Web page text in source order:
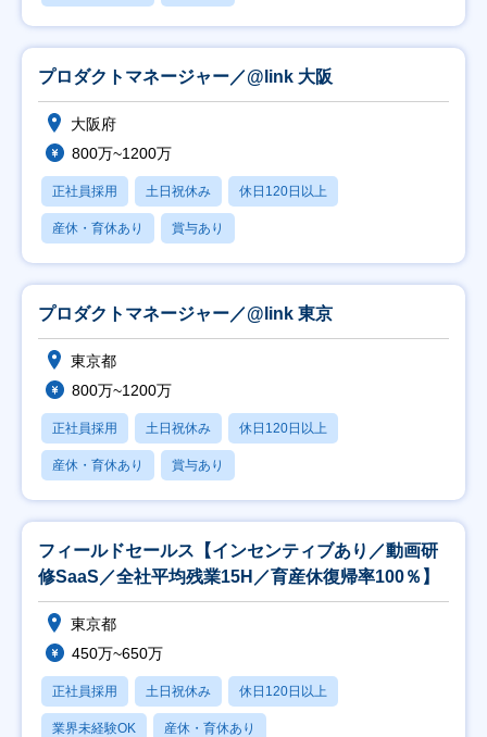
プロダクトマネージャー／@link 大阪
大阪府
800万~1200万
正社員採用 土日祝休み 休日120日以上
産休・育休あり 賞与あり
プロダクトマネージャー／@link 東京
東京都
800万~1200万
正社員採用 土日祝休み 休日120日以上
産休・育休あり 賞与あり
フィールドセールス【インセンティブあり／動画研
修SaaS／全社平均残業15H／育産休復帰率100％】
東京都
450万~650万
正社員採用 土日祝休み 休日120日以上
業界未経験OK 産休・育休あり